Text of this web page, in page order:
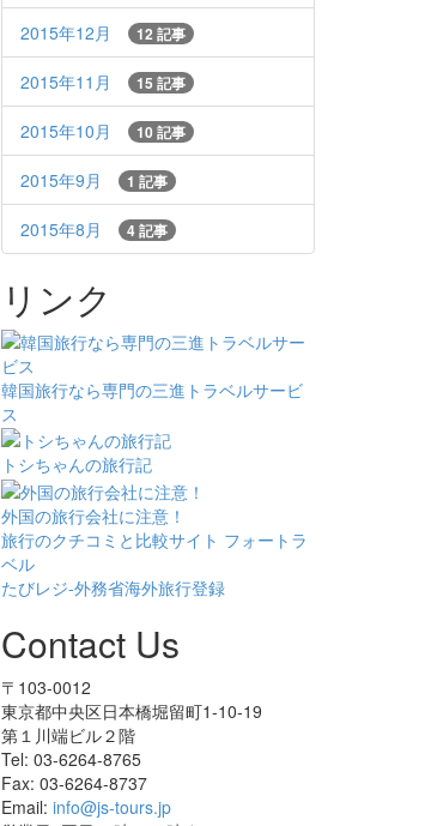
2015年12月 12 記事
2015年11月 15 記事
2015年10月 10 記事
2015年9月 1 記事
2015年8月 4 記事
リンク
韓国旅行なら専門の三進トラベルサービ
ス
トシちゃんの旅行記
外国の旅行会社に注意！
旅行のクチコミと比較サイト フォートラ
ベル
たびレジ-外務省海外旅行登録
Contact Us
〒103-0012
東京都中央区日本橋堀留町1-10-19
第１川端ビル２階
Tel: 03-6264-8765
Fax: 03-6264-8737
Email: info@js-tours.jp